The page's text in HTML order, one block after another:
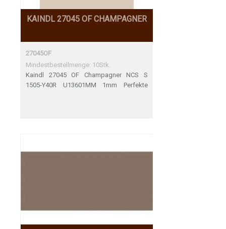
KAINDL 27045 OF CHAMPAGNER
27045OF
Mindestbestellmenge: 10Stk.
Kaindl 27045 OF Champagner NCS S
1505-Y40R U13601MM 1mm Perfekte